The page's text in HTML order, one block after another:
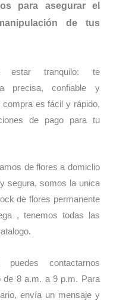
para asegurar el
de tus
estar tranquilo: te
precisa, confiable y
es fácil y rápido,
de pago para tu
de flores a domiclio
segura, somos la unica
de flores permanente
, tenemos todas las
contactarnos
de 8 a.m. a 9 p.m. Para
envía un mensaje y